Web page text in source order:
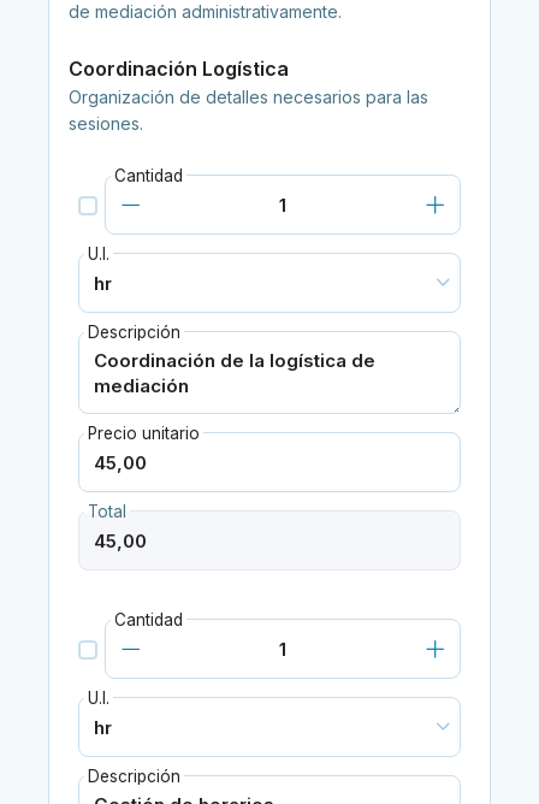
de mediación administrativamente.
Coordinación Logística
Organización de detalles necesarios para las
sesiones.
Cantidad
U.I.
Descripción
Precio unitario
Total
Cantidad
U.I.
Descripción